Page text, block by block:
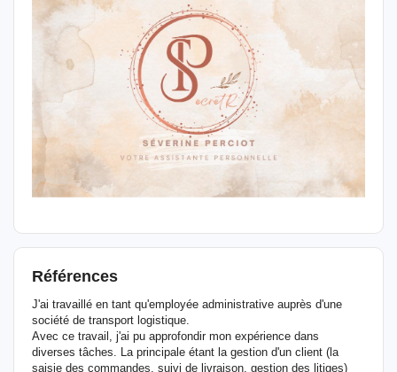
Références
J'ai travaillé en tant qu'employée administrative auprès d'une
société de transport logistique.
Avec ce travail, j'ai pu approfondir mon expérience dans
diverses tâches. La principale étant la gestion d'un client (la
saisie des commandes, suivi de livraison, gestion des litiges)